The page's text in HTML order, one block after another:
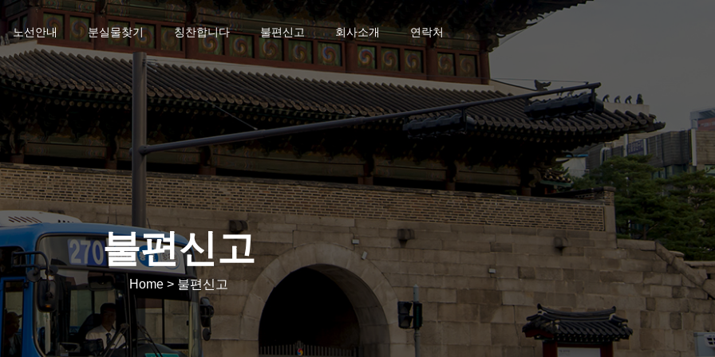
노선안내 분실물찾기 칭찬합니다 불편신고 회사소개 연락처
불편신고
Home > 불편신고